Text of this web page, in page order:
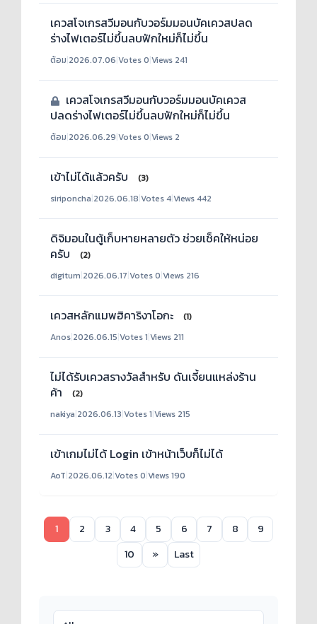
เควสโจเกรสวีมอนกับวอร์มมอนบัคเควสปลด
ร่างไฟเตอร์ไม่ขึ้นลบฟักใหม่ก็ไม่ขึ้น
ต้อม|2026.07.06|Votes 0|Views 241
เควสโจเกรสวีมอนกับวอร์มมอนบัคเควส
ปลดร่างไฟเตอร์ไม่ขึ้นลบฟักใหม่ก็ไม่ขึ้น
ต้อม|2026.06.29|Votes 0|Views 2
เข้าไม่ได้แล้วครับ
(3)
siriponcha|2026.06.18|Votes 4|Views 442
ดิจิมอนในตู้เก็บหายหลายตัว ช่วยเช็คให้หน่อย
ครับ
(2)
digitum|2026.06.17|Votes 0|Views 216
เควสหลักแมพฮิคาริงาโอกะ
(1)
Anos|2026.06.15|Votes 1|Views 211
ไม่ได้รับเควสรางวัลสำหรับ ดันเจี้ยนแหล่งร้าน
ค้า
(2)
nakiya|2026.06.13|Votes 1|Views 215
เข้าเกมไม่ได้ Login เข้าหน้าเว็บก็ไม่ได้
AoT|2026.06.12|Votes 0|Views 190
1 2 3 4 5 6 7 8
9
10
» Last